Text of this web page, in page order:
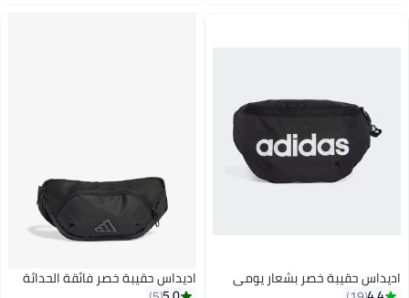
اديداس حقيبة خصر بشعار يومي اديداس حقيبة خصر فائقة الحداثة